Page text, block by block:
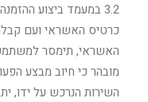
3.2 במעמד ביצוע
כרטיס האשראי ועם
האשראי, תימסר
מובהר כי חיוב מבצע
השירות הנרכש על ידו,